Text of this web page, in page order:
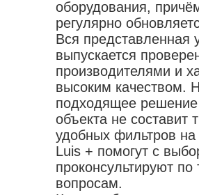
оборудования,
регулярно
Вся представленная
выпускается
производителями и
высоким качеством.
подходящее решение
объекта не
удобных фильтров
Luis + помогут с
проконсультируют по
вопросам.